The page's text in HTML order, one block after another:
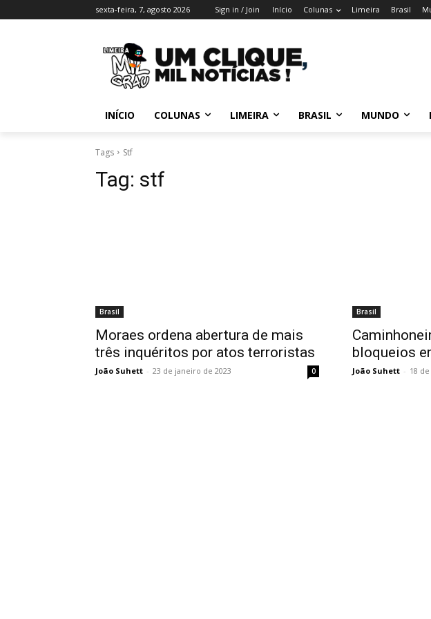
sexta-feira, 7, agosto 2026 Sign in / Join Início Colunas Limeira Brasil
INÍCIO COLUNAS LIMEIRA BRASIL MUNDO
Tags Stf
Tag: stf
Brasil
Moraes ordena abertura de mais
três inquéritos por atos terroristas
João Suhett - 23 de janeiro de 2023 0
Brasil
bloqueios
João Suhett - 18